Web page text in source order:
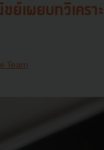
ย์เผยบทวิเครา
Team